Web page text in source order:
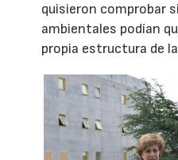
quisieron comprobar
ambientales podían
propia estructura de